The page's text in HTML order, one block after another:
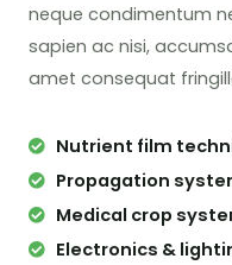
neque condimentum
sapien ac nisi,
amet consequat
Nutrient film
Propagation
Medical crop
Electronics &